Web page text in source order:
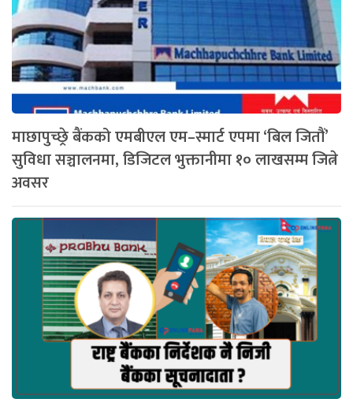
माछापुच्छ्रे बैंकको एमबीएल एम–स्मार्ट एपमा ‘बिल जितौं’
सुविधा सञ्चालनमा, डिजिटल भुक्तानीमा १० लाखसम्म जित्ने
अवसर